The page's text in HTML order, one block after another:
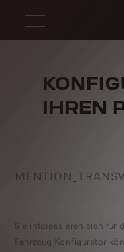
IHREN
Sie interessieren sich für
Fahrzeug Konfigurator